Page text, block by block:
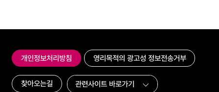
개인정보처리방침 영리목적의 광고성 정보전송거부
찾아오는길